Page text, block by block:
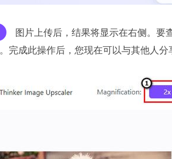
图片上传后，结果将显示在右侧。要
完成此操作后，您现在可以与其他人分